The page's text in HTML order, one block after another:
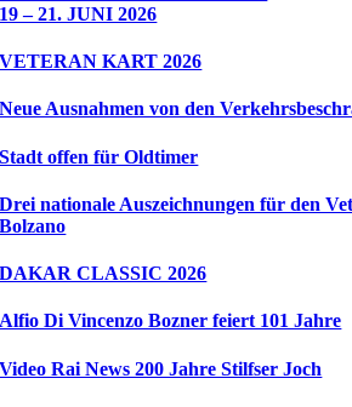
19 – 21. JUNI 2026
VETERAN KART 2026
Neue Ausnahmen von den
Stadt offen für Oldtimer
Drei nationale Auszeichnungen für den
Bolzano
DAKAR CLASSIC 2026
Alfio Di Vincenzo Bozner feiert 101 Jahre
Video Rai News 200 Jahre Stilfser Joch